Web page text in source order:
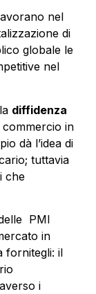
nel
di
globale le
nel
diffidenza
in
dà l’idea di
tuttavia
che
PMI
in
fornitegli: il
i